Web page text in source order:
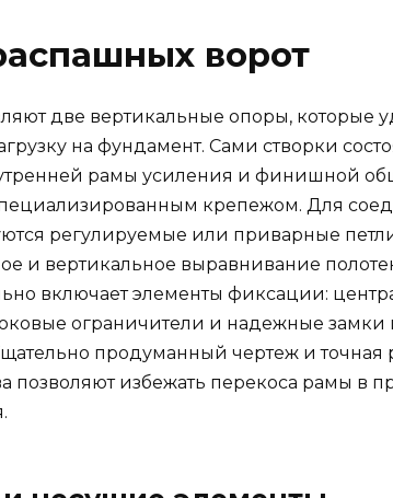
ворот
две вертикальные опоры, которые
на фундамент. Сами створки
рамы усиления и финишной
крепежом. Для
регулируемые или приварные
и вертикальное выравнивание
включает элементы фиксации:
ограничители и надежные
продуманный чертеж и точная
позволяют избежать перекоса рамы в